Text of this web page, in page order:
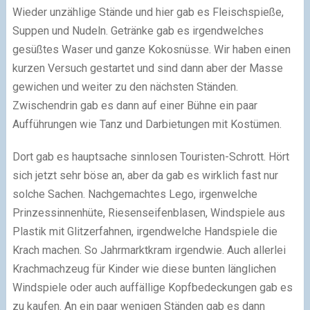
Wieder unzählige Stände und hier gab es Fleischspieße,
Suppen und Nudeln. Getränke gab es irgendwelches
gesüßtes Waser und ganze Kokosnüsse. Wir haben einen
kurzen Versuch gestartet und sind dann aber der Masse
gewichen und weiter zu den nächsten Ständen.
Zwischendrin gab es dann auf einer Bühne ein paar
Aufführungen wie Tanz und Darbietungen mit Kostümen.
Dort gab es hauptsache sinnlosen Touristen-Schrott. Hört
sich jetzt sehr böse an, aber da gab es wirklich fast nur
solche Sachen. Nachgemachtes Lego, irgenwelche
Prinzessinnenhüte, Riesenseifenblasen, Windspiele aus
Plastik mit Glitzerfahnen, irgendwelche Handspiele die
Krach machen. So Jahrmarktkram irgendwie. Auch allerlei
Krachmachzeug für Kinder wie diese bunten länglichen
Windspiele oder auch auffällige Kopfbedeckungen gab es
zu kaufen. An ein paar wenigen Ständen gab es dann